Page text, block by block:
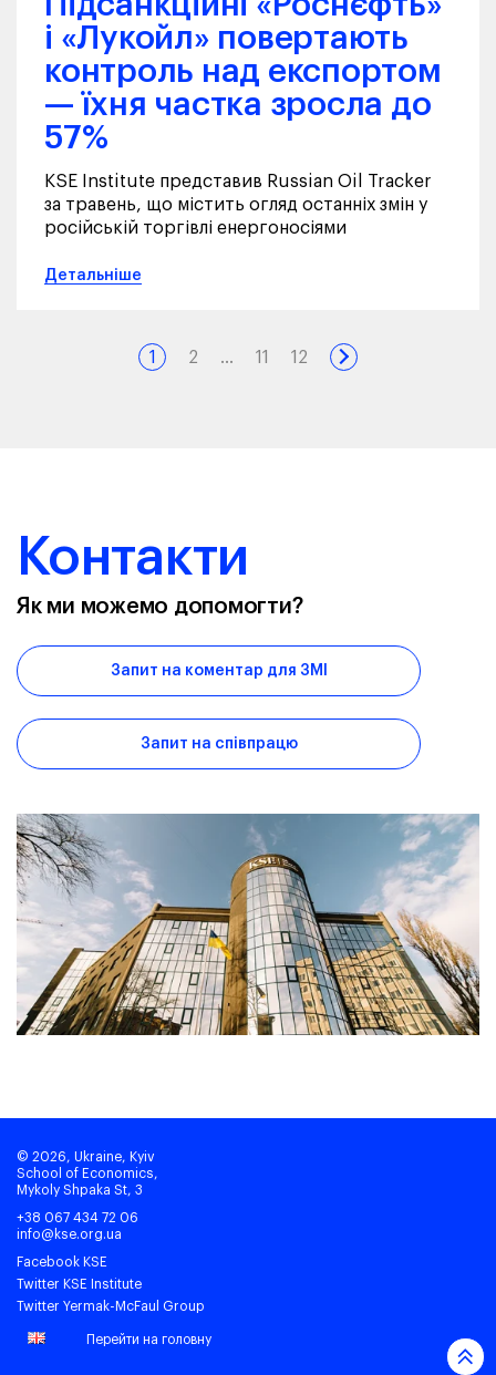
і «Лукойл» повертають
контроль над експортом
— їхня частка зросла до
57%
KSE Institute представив Russian Oil Tracker
за травень, що містить огляд останніх змін у
російській торгівлі енергоносіями
Детальніше
1 2 … 11 12
Контакти
Як ми можемо допомогти?
Запит на коментар для ЗМІ
Запит на співпрацю
© 2026, Ukraine, Kyiv
School of Economics,
Mykoly Shpaka St, 3
+38 067 434 72 06
info@kse.org.ua
Facebook KSE
Twitter KSE Institute
Twitter Yermak-McFaul Group
Перейти на головну